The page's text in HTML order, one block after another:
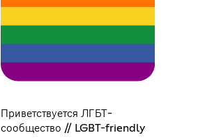
Приветствуется ЛГБТ-
сообщество // LGBT-friendly